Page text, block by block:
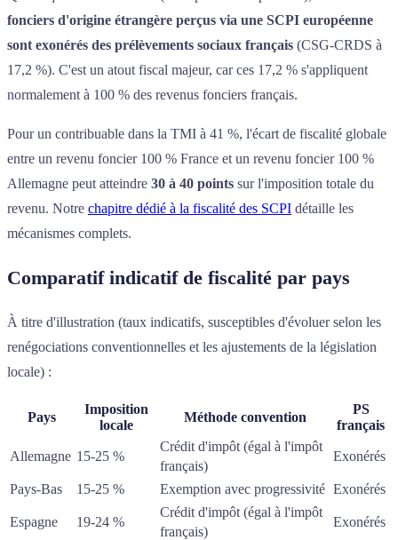
fonciers d'origine étrangère perçus via une SCPI européenne
sont exonérés des prélèvements sociaux français (CSG-CRDS à
17,2 %). C'est un atout fiscal majeur, car ces 17,2 % s'appliquent
normalement à 100 % des revenus fonciers français.
Pour un contribuable dans la TMI à 41 %, l'écart de fiscalité globale
entre un revenu foncier 100 % France et un revenu foncier 100 %
Allemagne peut atteindre 30 à 40 points sur l'imposition totale du
revenu. Notre chapitre dédié à la fiscalité des SCPI détaille les
mécanismes complets.
Comparatif indicatif de fiscalité par pays
À titre d'illustration (taux indicatifs, susceptibles d'évoluer selon les
renégociations conventionnelles et les ajustements de la législation
locale) :
Pays
Imposition
locale
Méthode convention
PS
français
Allemagne 15-25 %
Crédit d'impôt (égal à l'impôt
français)
Exonérés
Pays-Bas 15-25 % Exemption avec progressivité Exonérés
Espagne 19-24 %
Crédit d'impôt (égal à l'impôt
français)
Exonérés